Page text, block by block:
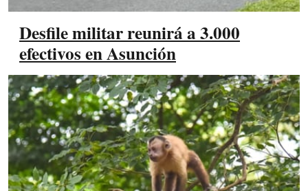
Desfile militar reunirá a 3.000
efectivos en Asunción